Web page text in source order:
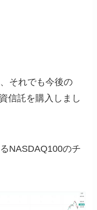
それでも今後の
信託を購入しまし
NASDAQ100のチ